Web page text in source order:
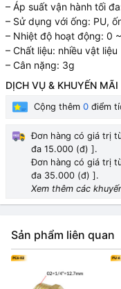
– Áp suất vận hành tối
– Sử dụng với ống: PU,
– Nhiệt độ hoạt động: 0
– Chất liệu: nhiều vật liệu
– Cân nặng: 3g
DỊCH VỤ & KHUYẾN
Cộng thêm 0 điểm
Đơn hàng có giá trị
đa 15.000 (đ) ].
Đơn hàng có giá trị
đa 35.000 (đ) ].
Xem thêm các
Sản phẩm liên quan